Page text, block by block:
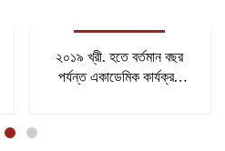
২০১৯ খ্রী. হতে বর্তমান বছর
পর্যন্ত একাডেমিক কার্যক্রম